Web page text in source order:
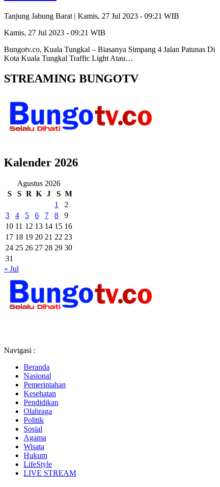
Tanjung Jabung Barat | Kamis, 27 Jul 2023 - 09:21 WIB
Kamis, 27 Jul 2023 - 09:21 WIB
Bungotv.co, Kuala Tungkal – Biasanya Simpang 4 Jalan Patunas Di
Kota Kuala Tungkal Traffic Light Atau…
STREAMING BUNGOTV
Kalender 2026
Agustus 2026
S
S R K J S M
1
2
3
4 5 6 7 8
9
10 11 12 13 14 15 16
17 18 19 20 21 22 23
24 25 26 27 28 29 30
31
« Jul
Navigasi :
Beranda
Nasional
Pemerintahan
Kesehatan
Pendidikan
Olahraga
Politik
Sosial
Agama
Wisata
Hukum
LifeStyle
LIVE STREAM